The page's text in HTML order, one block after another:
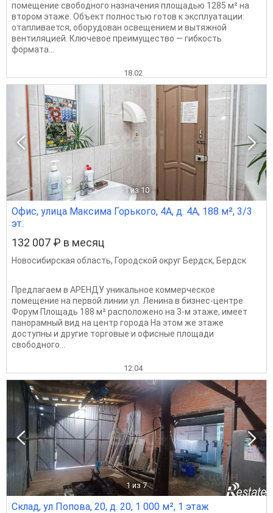
помещение свободного назначения площадью 1285 м² на
втором этаже. Объект полностью готов к эксплуатации:
отапливается, оборудован освещением и вытяжной
вентиляцией. Ключевое преимущество — гибкость
формата...
18.02
1 из 10
Офис, улица Максима Горького, 4А, д. 4А, 188 м², 3/3
эт.
132 007 ₽ в месяц
Новосибирская область, Городской округ Бердск, Бердск
Предлагаем в АРЕНДУ уникальное коммерческое
помещение на первой линии ул. Ленина в бизнес-центре
Форум Площадь 188 м² расположено на 3-м этаже, имеет
панорамный вид на центр города На этом же этаже
доступны и другие торговые и офисные площади
свободного...
12.04
1 из 7
Склад, ул Попова, 20, д. 20, 1 000 м², 1 этаж